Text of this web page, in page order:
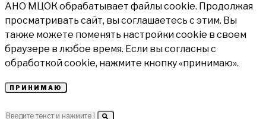
АНО МЦОК обрабатывает файлы cookie. Продолжая
просматривать сайт, вы соглашаетесь с этим. Вы
также можете поменять настройки cookie в своем
браузере в любое время. Если вы согласны с
обработкой cookie, нажмите кнопку «принимаю».
ПРИНИМАЮ